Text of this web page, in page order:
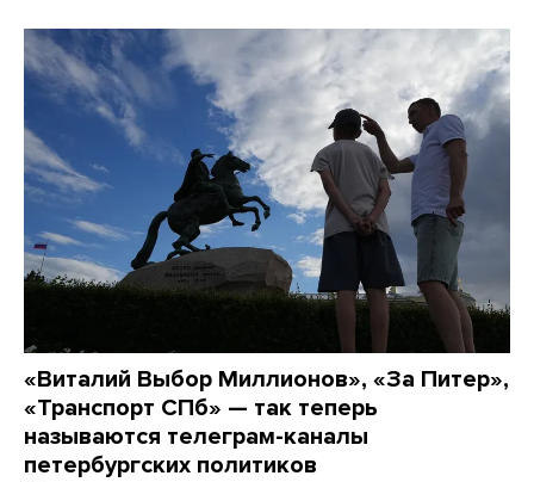
«Виталий Выбор Миллионов», «За Питер»,
«Транспорт СПб» — так теперь
называются телеграм-каналы
петербургских политиков